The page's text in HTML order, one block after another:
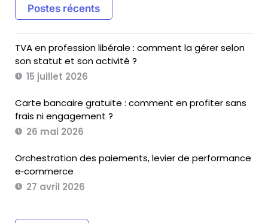
Postes récents
TVA en profession libérale : comment la gérer selon
son statut et son activité ?
15 juillet 2026
Carte bancaire gratuite : comment en profiter sans
frais ni engagement ?
26 mai 2026
Orchestration des paiements, levier de performance
e‑commerce
27 avril 2026